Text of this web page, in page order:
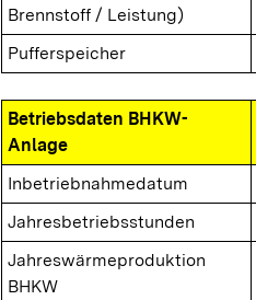
Brennstoff / Leistung)
Pufferspeicher
Betriebsdaten BHKW-
Anlage
Inbetriebnahmedatum
Jahresbetriebsstunden
Jahreswärmeproduktion
BHKW